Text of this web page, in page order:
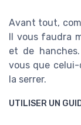
Avant tout,
Il vous faudra
et de
vous que
la serrer.
UTILISER UN